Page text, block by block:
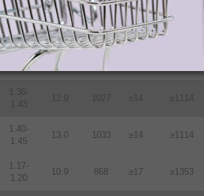
1.28-
1.32
12.0 955 ≥14 ≥1114
1.32-
1.38
12.5 955
1.36-
1.43
12.9 1027
1.40-
1.45
13.0 1033 ≥14 ≥1114
1.17-
1.20
10.9 868 ≥17 ≥1353